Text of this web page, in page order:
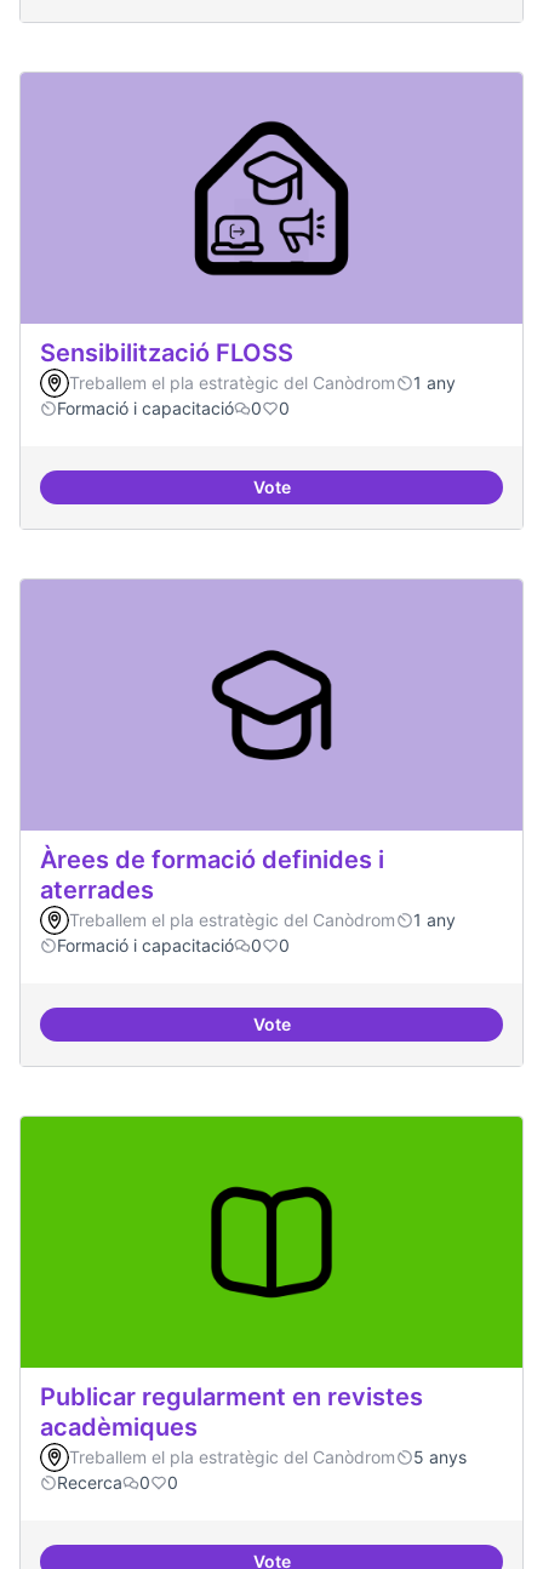
Sensibilització FLOSS
Treballem el pla estratègic del Canòdrom
1 any
Formació i capacitació
0 0
VoteSensibilització FLOSS
Àrees de formació definides i
aterrades
Treballem el pla estratègic del Canòdrom
1 any
Formació i capacitació
0 0
VoteÀrees de formació definides i
Publicar regularment en revistes
acadèmiques
Treballem el pla estratègic del Canòdrom
5 anys
Recerca
0 0
Vote